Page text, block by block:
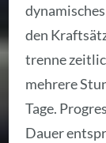
den
trenne
mehrere
Tage.
Dauer